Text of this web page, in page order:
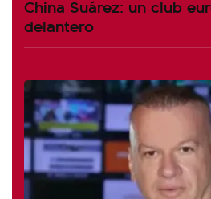
China Suárez: un club
delantero